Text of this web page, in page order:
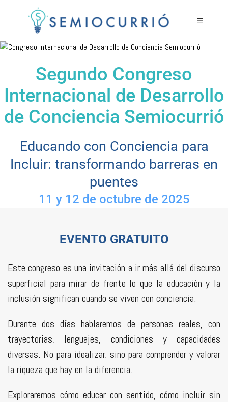
Segundo Congreso
Internacional de Desarrollo
de Conciencia Semiocurrió
Educando con Conciencia para
Incluir: transformando barreras en
puentes
11 y 12 de octubre de 2025
EVENTO GRATUITO
Este congreso es una invitación a ir más allá del discurso
superficial para mirar de frente lo que la educación y la
inclusión significan cuando se viven con conciencia.
Durante dos días hablaremos de personas reales, con
trayectorias, lenguajes, condiciones y capacidades
diversas. No para idealizar, sino para comprender y valorar
la riqueza que hay en la diferencia.
Exploraremos cómo educar con sentido, cómo incluir sin